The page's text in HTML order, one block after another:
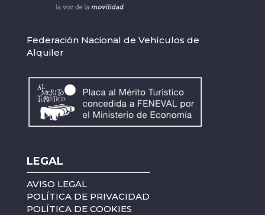
Federación Nacional de Vehículos de
Alquiler
LEGAL
AVISO LEGAL
POLÍTICA DE PRIVACIDAD
POLÍTICA DE COOKIES